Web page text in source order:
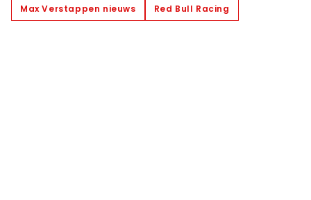
Max Verstappen nieuws
Red Bull Racing